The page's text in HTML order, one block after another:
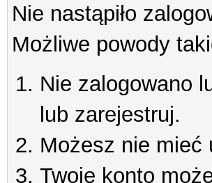
Nie nastąpiło
Możliwe powody
Nie zalogowano
lub zarejestruj.
Możesz nie mieć
Twoje konto